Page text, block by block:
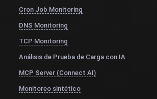
Cron Job Monitoring
DNS Monitoring
TCP Monitoring
Análisis de Prueba de Carga con IA
MCP Server (Connect AI)
Monitoreo sintético